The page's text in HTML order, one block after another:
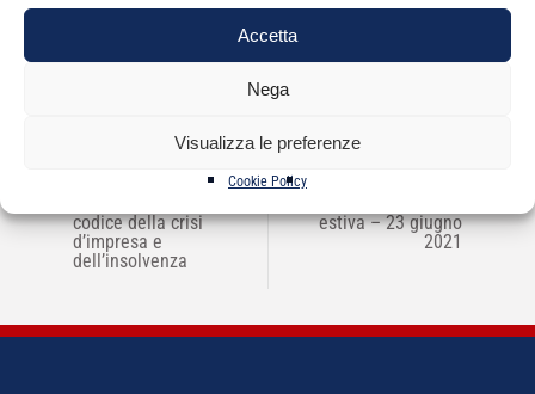
Accetta
Nega
Visualizza le preferenze
Cookie Policy
codice della crisi
d’impresa e
dell’insolvenza
WEBINAR Telefisco –
estiva – 23 giugno
2021